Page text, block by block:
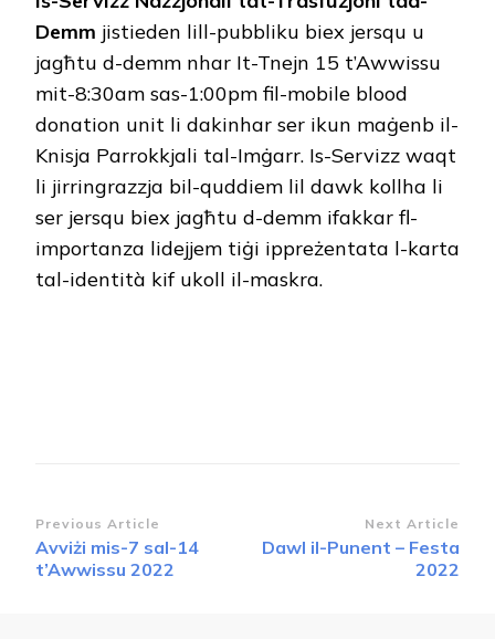
Demm jistieden lill-pubbliku biex jersqu u
jagħtu d-demm nhar It-Tnejn 15 t’Awwissu
mit-8:30am sas-1:00pm fil-mobile blood
donation unit li dakinhar ser ikun maġenb il-
Knisja Parrokkjali tal-Imġarr. Is-Servizz waqt
li jirringrazzja bil-quddiem lil dawk kollha li
ser jersqu biex jagħtu d-demm ifakkar fl-
importanza lidejjem tiġi ippreżentata l-karta
tal-identità kif ukoll il-maskra.
Post
Navigation
Previous Article
Avviżi mis-7 sal-14
t’Awwissu 2022
Next Article
Dawl il-Punent – Festa
2022